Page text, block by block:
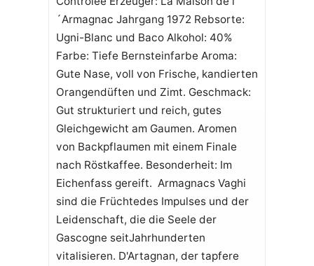
´Armagnac Jahrgang 1972 Rebsorte:
Ugni-Blanc und Baco Alkohol: 40%
Farbe: Tiefe Bernsteinfarbe Aroma:
Gute Nase, voll von Frische, kandierten
Orangendüften und Zimt. Geschmack:
Gut strukturiert und reich, gutes
Gleichgewicht am Gaumen. Aromen
von Backpflaumen mit einem Finale
nach Röstkaffee. Besonderheit: Im
Eichenfass gereift. Armagnacs Vaghi
sind die Früchtedes Impulses und der
Leidenschaft, die die Seele der
Gascogne seitJahrhunderten
vitalisieren. D'Artagnan, der tapfere